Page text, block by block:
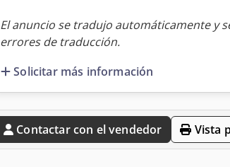
El anuncio se tradujo automáticamente y
errores de traducción.
Solicitar más información
Contactar con el vendedor Vista